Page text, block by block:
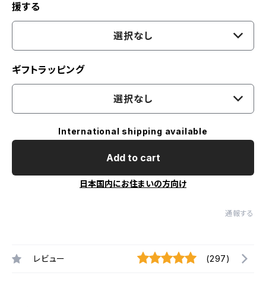
援する
選択なし
ギフトラッピング
選択なし
International shipping available
Add to cart
日本国内にお住まいの方向け
通報する
レビュー (297)